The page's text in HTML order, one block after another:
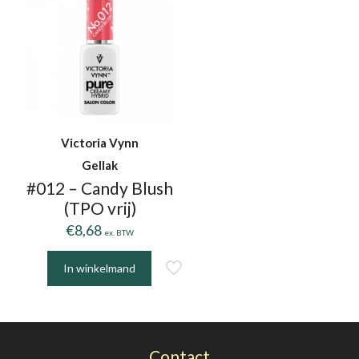
Victoria Vynn
Gellak
#012 – Candy Blush
(TPO vrij)
€8,68 ex. BTW
In winkelmand